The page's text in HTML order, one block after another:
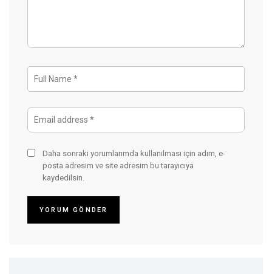
Daha sonraki yorumlarımda kullanılması için adım, e-
posta adresim ve site adresim bu tarayıcıya
kaydedilsin.